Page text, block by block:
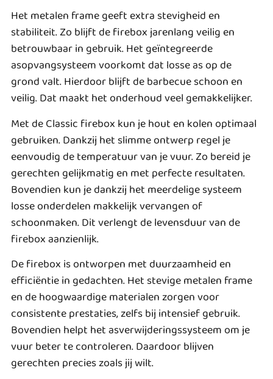
Het metalen frame geeft extra stevigheid en
stabiliteit. Zo blijft de firebox jarenlang veilig en
betrouwbaar in gebruik. Het geïntegreerde
asopvangsysteem voorkomt dat losse as op de
grond valt. Hierdoor blijft de barbecue schoon en
veilig. Dat maakt het onderhoud veel gemakkelijker.
Met de Classic firebox kun je hout en kolen optimaal
gebruiken. Dankzij het slimme ontwerp regel je
eenvoudig de temperatuur van je vuur. Zo bereid je
gerechten gelijkmatig en met perfecte resultaten.
Bovendien kun je dankzij het meerdelige systeem
losse onderdelen makkelijk vervangen of
schoonmaken. Dit verlengt de levensduur van de
firebox aanzienlijk.
De firebox is ontworpen met duurzaamheid en
efficiëntie in gedachten. Het stevige metalen frame
en de hoogwaardige materialen zorgen voor
consistente prestaties, zelfs bij intensief gebruik.
Bovendien helpt het asverwijderingssysteem om je
vuur beter te controleren. Daardoor blijven
gerechten precies zoals jij wilt.